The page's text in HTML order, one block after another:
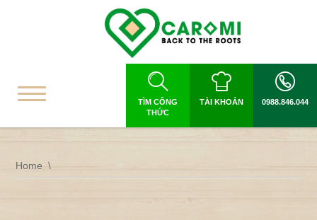
TÌM CÔNG
THỨC
TÀI KHOẢN 0988.846.044
Home